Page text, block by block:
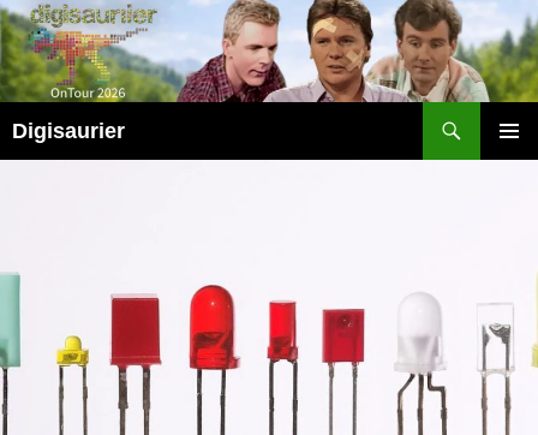
Zum
Inhalt
springen
Digisaurier